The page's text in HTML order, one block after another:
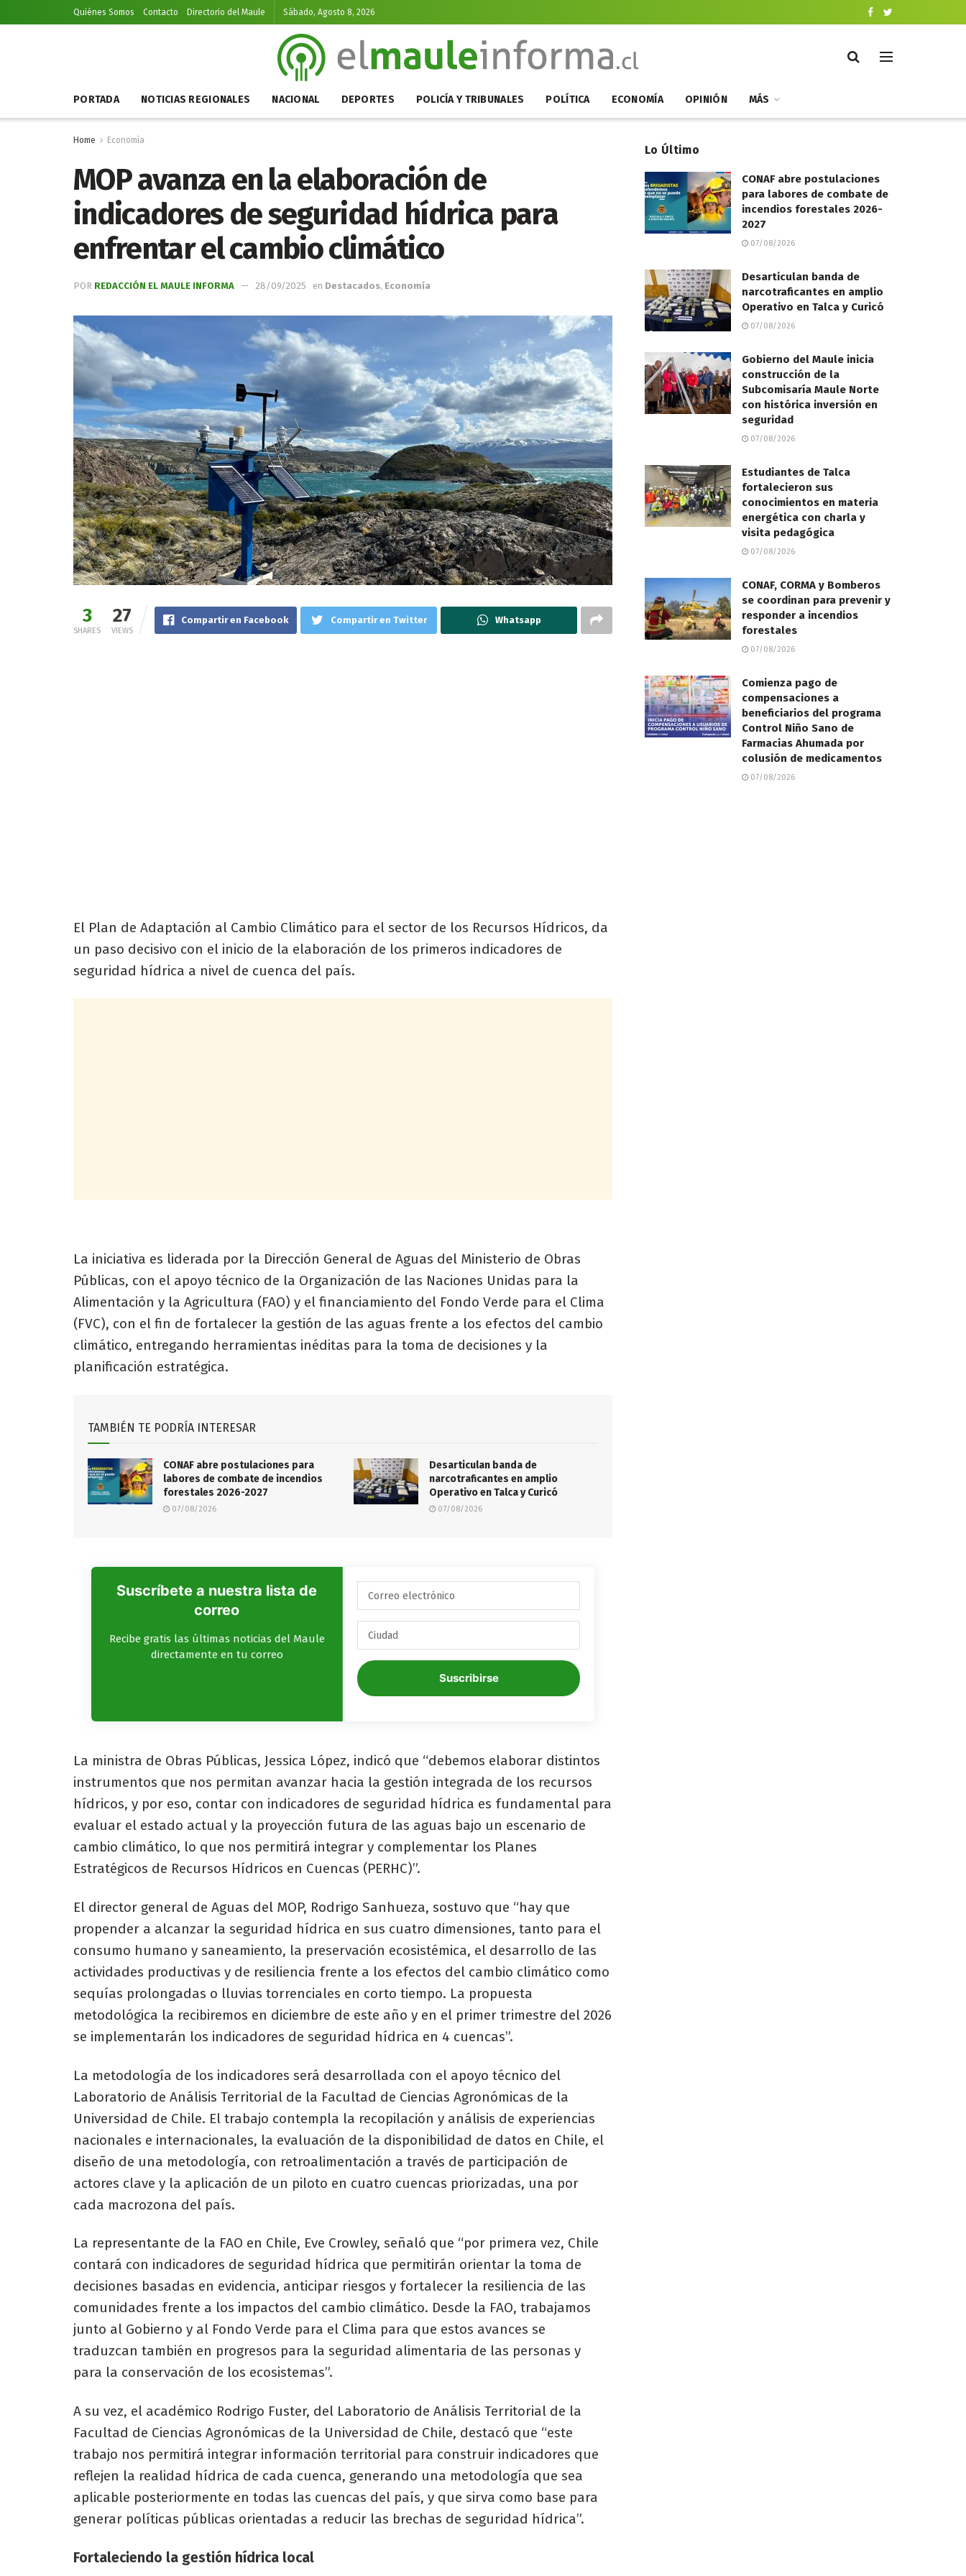
Quiénes Somos Contacto Directorio del Maule Sábado, Agosto 8, 2026
PORTADA NOTICIAS REGIONALES NACIONAL DEPORTES POLICÍA Y TRIBUNALES POLÍTICA ECONOMÍA OPINIÓN MÁS
Home Economía
MOP avanza en la elaboración de
indicadores de seguridad hídrica para
enfrentar el cambio climático
POR REDACCIÓN EL MAULE INFORMA 28/09/2025 en Destacados, Economía
3
SHARES
27
VIEWS
Compartir en Facebook Compartir en Twitter Whatsapp
El Plan de Adaptación al Cambio Climático para el sector de los Recursos Hídricos, da
un paso decisivo con el inicio de la elaboración de los primeros indicadores de
seguridad hídrica a nivel de cuenca del país.
La iniciativa es liderada por la Dirección General de Aguas del Ministerio de Obras
Públicas, con el apoyo técnico de la Organización de las Naciones Unidas para la
Alimentación y la Agricultura (FAO) y el financiamiento del Fondo Verde para el Clima
(FVC), con el fin de fortalecer la gestión de las aguas frente a los efectos del cambio
climático, entregando herramientas inéditas para la toma de decisiones y la
planificación estratégica.
TAMBIÉN TE PODRÍA INTERESAR
CONAF abre postulaciones para
labores de combate de incendios
forestales 2026-2027
07/08/2026
Desarticulan banda de
narcotraficantes en amplio
Operativo en Talca y Curicó
07/08/2026
Suscríbete a nuestra lista de
correo
Recibe gratis las últimas noticias del Maule
directamente en tu correo
Suscribirse
La ministra de Obras Públicas, Jessica López, indicó que “debemos elaborar distintos
instrumentos que nos permitan avanzar hacia la gestión integrada de los recursos
hídricos, y por eso, contar con indicadores de seguridad hídrica es fundamental para
evaluar el estado actual y la proyección futura de las aguas bajo un escenario de
cambio climático, lo que nos permitirá integrar y complementar los Planes
Estratégicos de Recursos Hídricos en Cuencas (PERHC)”.
El director general de Aguas del MOP, Rodrigo Sanhueza, sostuvo que “hay que
propender a alcanzar la seguridad hídrica en sus cuatro dimensiones, tanto para el
consumo humano y saneamiento, la preservación ecosistémica, el desarrollo de las
actividades productivas y de resiliencia frente a los efectos del cambio climático como
sequías prolongadas o lluvias torrenciales en corto tiempo. La propuesta
metodológica la recibiremos en diciembre de este año y en el primer trimestre del 2026
se implementarán los indicadores de seguridad hídrica en 4 cuencas”.
La metodología de los indicadores será desarrollada con el apoyo técnico del
Laboratorio de Análisis Territorial de la Facultad de Ciencias Agronómicas de la
Universidad de Chile. El trabajo contempla la recopilación y análisis de experiencias
nacionales e internacionales, la evaluación de la disponibilidad de datos en Chile, el
diseño de una metodología, con retroalimentación a través de participación de
actores clave y la aplicación de un piloto en cuatro cuencas priorizadas, una por
cada macrozona del país.
La representante de la FAO en Chile, Eve Crowley, señaló que “por primera vez, Chile
contará con indicadores de seguridad hídrica que permitirán orientar la toma de
decisiones basadas en evidencia, anticipar riesgos y fortalecer la resiliencia de las
comunidades frente a los impactos del cambio climático. Desde la FAO, trabajamos
junto al Gobierno y al Fondo Verde para el Clima para que estos avances se
traduzcan también en progresos para la seguridad alimentaria de las personas y
para la conservación de los ecosistemas”.
A su vez, el académico Rodrigo Fuster, del Laboratorio de Análisis Territorial de la
Facultad de Ciencias Agronómicas de la Universidad de Chile, destacó que “este
trabajo nos permitirá integrar información territorial para construir indicadores que
reflejen la realidad hídrica de cada cuenca, generando una metodología que sea
aplicable posteriormente en todas las cuencas del país, y que sirva como base para
generar políticas públicas orientadas a reducir las brechas de seguridad hídrica”.
Fortaleciendo la gestión hídrica local
Lo Último
CONAF abre postulaciones
para labores de combate de
incendios forestales 2026-
2027
07/08/2026
Desarticulan banda de
narcotraficantes en amplio
Operativo en Talca y Curicó
07/08/2026
Gobierno del Maule inicia
construcción de la
Subcomisaría Maule Norte
con histórica inversión en
seguridad
07/08/2026
Estudiantes de Talca
fortalecieron sus
conocimientos en materia
energética con charla y
visita pedagógica
07/08/2026
CONAF, CORMA y Bomberos
se coordinan para prevenir y
responder a incendios
forestales
07/08/2026
Comienza pago de
compensaciones a
beneficiarios del programa
Control Niño Sano de
Farmacias Ahumada por
colusión de medicamentos
07/08/2026